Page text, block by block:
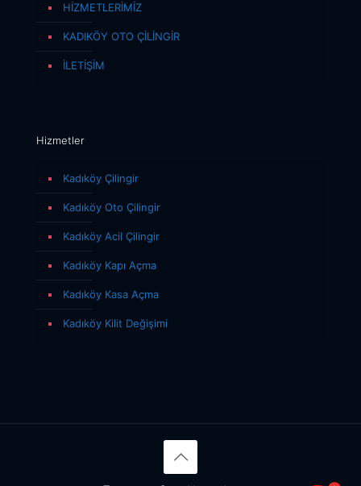
HİZMETLERİMİZ
KADIKÖY OTO ÇİLİNGİR
İLETİŞİM
Hizmetler
Kadıköy Çilingir
Kadıköy Oto Çilingir
Kadıköy Acil Çilingir
Kadıköy Kapı Açma
Kadıköy Kasa Açma
Kadıköy Kilit Değişimi